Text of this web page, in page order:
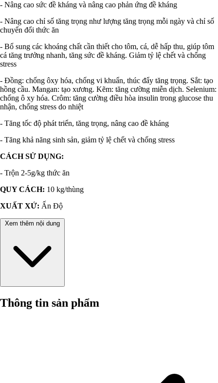
- Nâng cao sức đề kháng và nâng cao phản ứng đề kháng
- Nâng cao chỉ số tăng trọng như lượng tăng trọng mỗi ngày và chỉ số
chuyển đổi thức ăn
- Bổ sung các khoáng chất cần thiết cho tôm, cá, dễ hấp thu, giúp tôm
cá tăng trưởng nhanh, tăng sức đề kháng. Giảm tỷ lệ chết và chống
stress
- Đồng: chống ôxy hóa, chống vi khuẩn, thúc đẩy tăng trọng. Sắt: tạo
hồng cầu. Mangan: tạo xương. Kẽm: tăng cường miễn dịch. Selenium:
chống ô xy hóa. Crôm: tăng cường điều hòa insulin trong glucose thu
nhận, chống stress do nhiệt
- Tăng tốc độ phát triển, tăng trọng, nâng cao đề kháng
- Tăng khả năng sinh sản, giảm tỷ lệ chết và chống stress
CÁCH SỬ DỤNG:
- Trộn 2-5g/kg thức ăn
QUY CÁCH: 10 kg/thùng
XUẤT XỨ: Ấn Độ
Xem thêm nội dung
Thông tin sản phẩm